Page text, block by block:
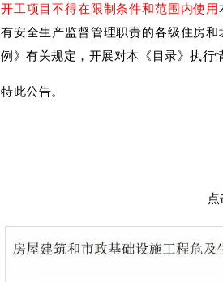
开工项目不得在限制条件和范围内使用
有安全生产监督管理职责的各级住房
例》有关规定，开展对本《目录》执行
特此公告。